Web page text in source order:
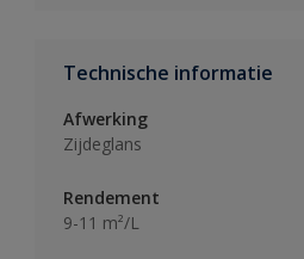
Technische informatie
Afwerking
Zijdeglans
Rendement
9-11 m²/L